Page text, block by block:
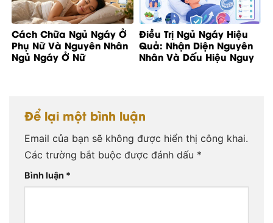
Cách Chữa Ngủ Ngáy Ở
Phụ Nữ Và Nguyên Nhân
Ngủ Ngáy Ở Nữ
Điều Trị Ngủ Ngáy Hiệu
Quả: Nhận Diện Nguyên
Nhân Và Dấu Hiệu Nguy
Để lại một bình luận
Email của bạn sẽ không được hiển thị công khai.
Các trường bắt buộc được đánh dấu *
Bình luận *